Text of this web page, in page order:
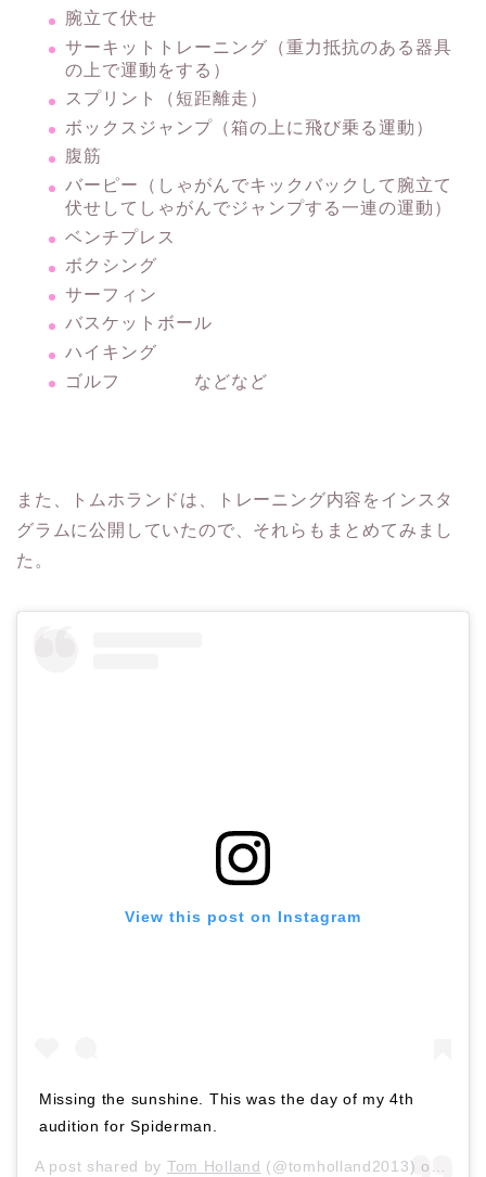
腕立て伏せ
サーキットトレーニング（重力抵抗のある器具
の上で運動をする）
スプリント（短距離走）
ボックスジャンプ（箱の上に飛び乗る運動）
腹筋
バーピー（しゃがんでキックバックして腕立て
伏せしてしゃがんでジャンプする一連の運動）
ベンチプレス
ボクシング
サーフィン
バスケットボール
ハイキング
ゴルフ などなど
また、トムホランドは、トレーニング内容をインスタ
グラムに公開していたので、それらもまとめてみまし
た。
View this post on Instagram
Missing the sunshine. This was the day of my 4th
audition for Spiderman.
A post shared by Tom Holland (@tomholland2013) on